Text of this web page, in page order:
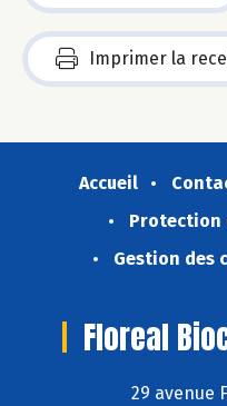
Imprimer la
Accueil
Protection
Gestion des
Floreal
29 avenue